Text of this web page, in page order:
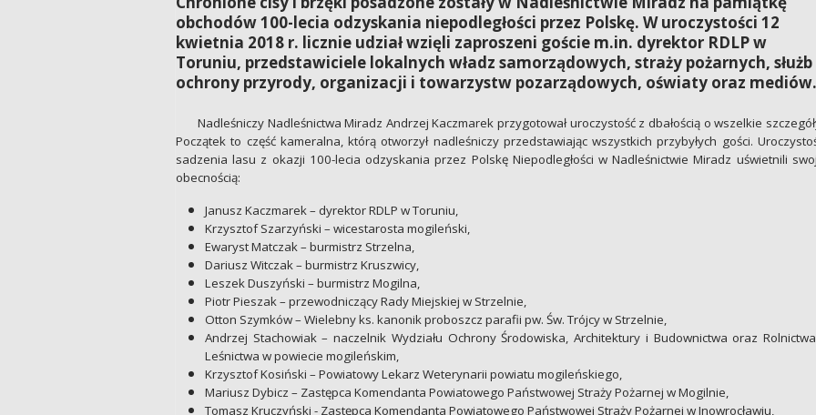
obchodów 100-lecia odzyskania niepodległości przez Polskę. W uroczystości 12
kwietnia 2018 r. licznie udział wzięli zaproszeni goście m.in. dyrektor RDLP w
Toruniu, przedstawiciele lokalnych władz samorządowych, straży pożarnych, służb
ochrony przyrody, organizacji i towarzystw pozarządowych, oświaty oraz mediów.
Nadleśniczy Nadleśnictwa Miradz Andrzej Kaczmarek przygotował uroczystość z dbałością o wszelkie
Początek to część kameralna, którą otworzył nadleśniczy przedstawiając wszystkich przybyłych gości.
sadzenia lasu z okazji 100-lecia odzyskania przez Polskę Niepodległości w Nadleśnictwie Miradz uświetnili
obecnością:
Janusz Kaczmarek – dyrektor RDLP w Toruniu,
Krzysztof Szarzyński – wicestarosta mogileński,
Ewaryst Matczak – burmistrz Strzelna,
Dariusz Witczak – burmistrz Kruszwicy,
Leszek Duszyński – burmistrz Mogilna,
Piotr Pieszak – przewodniczący Rady Miejskiej w Strzelnie,
Otton Szymków – Wielebny ks. kanonik proboszcz parafii pw. Św. Trójcy w Strzelnie,
Andrzej Stachowiak – naczelnik Wydziału Ochrony Środowiska, Architektury i Budownictwa oraz
Leśnictwa w powiecie mogileńskim,
Krzysztof Kosiński – Powiatowy Lekarz Weterynarii powiatu mogileńskiego,
Mariusz Dybicz – Zastępca Komendanta Powiatowego Państwowej Straży Pożarnej w Mogilnie,
Tomasz Kruczyński - Zastępca Komendanta Powiatowego Państwowej Straży Pożarnej w Inowrocławiu,